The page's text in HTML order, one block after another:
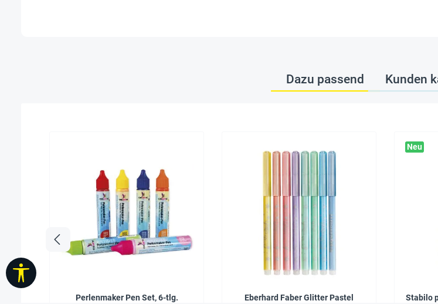
Dazu passend Kunden
Perlenmaker Pen Set, 6-tlg.
Eberhard Faber Glitter Pastel
Neu
Stabilo
Werkzeugleiste anzeigen